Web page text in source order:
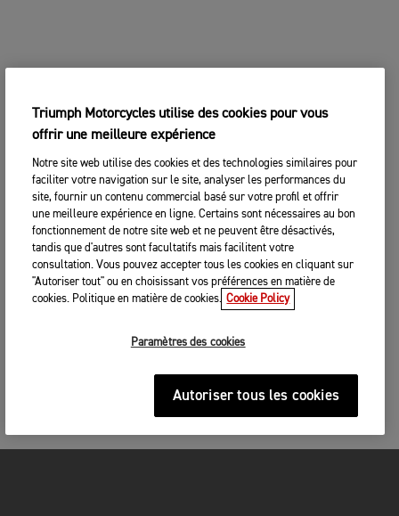
Triumph Motorcycles utilise des cookies pour vous
offrir une meilleure expérience
Notre site web utilise des cookies et des technologies similaires pour
faciliter votre navigation sur le site, analyser les performances du
site, fournir un contenu commercial basé sur votre profil et offrir
une meilleure expérience en ligne. Certains sont nécessaires au bon
fonctionnement de notre site web et ne peuvent être désactivés,
tandis que d'autres sont facultatifs mais facilitent votre
consultation. Vous pouvez accepter tous les cookies en cliquant sur
"Autoriser tout" ou en choisissant vos préférences en matière de
cookies. Politique en matière de cookies. Cookie Policy
Paramètres des cookies
Autoriser tous les cookies